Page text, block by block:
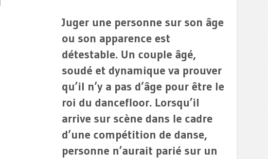
Juger une personne sur son âge
ou son apparence est
détestable. Un couple âgé,
soudé et dynamique va prouver
qu’il n’y a pas d’âge pour être le
roi du dancefloor. Lorsqu’il
arrive sur scène dans le cadre
d’une compétition de danse,
personne n’aurait parié sur un